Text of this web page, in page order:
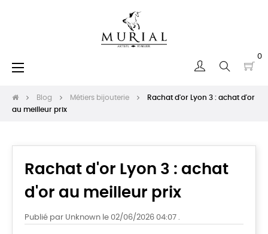
0
Basculer
☰
Blog Métiers bijouterie
Rachat d'or Lyon 3 : achat d'or
au meilleur prix
Rachat d'or Lyon 3 : achat
d'or au meilleur prix
Publié par Unknown le 02/06/2026 04:07 .